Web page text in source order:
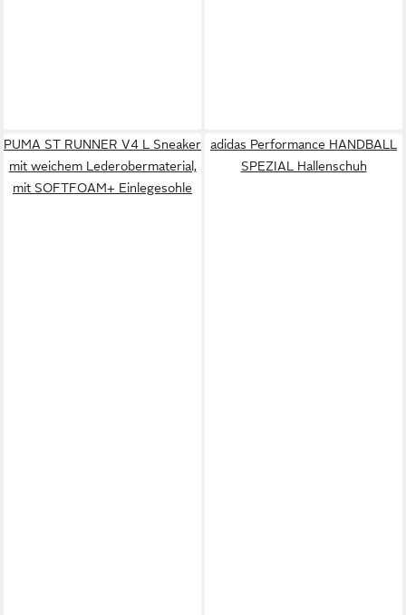
PUMA ST RUNNER V4 L Sneaker
mit weichem Lederobermaterial,
mit SOFTFOAM+ Einlegesohle
adidas Performance HANDBALL
SPEZIAL Hallenschuh